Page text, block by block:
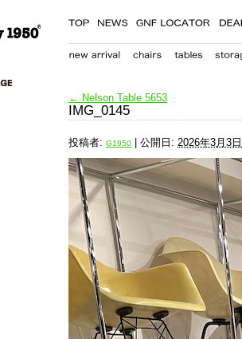
← Nelson Table 5653
IMG_0145
投稿者: G1950 公開日: 2026年3月3日